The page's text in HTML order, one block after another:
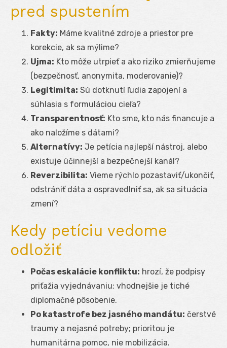
pred spustením
Fakty: Máme kvalitné zdroje a priestor pre
korekcie, ak sa mýlime?
Ujma: Kto môže utrpieť a ako riziko zmierňujeme
(bezpečnosť, anonymita, moderovanie)?
Legitimita: Sú dotknutí ľudia zapojení a
súhlasia s formuláciou cieľa?
Transparentnosť: Kto sme, kto nás financuje a
ako naložíme s dátami?
Alternatívy: Je petícia najlepší nástroj, alebo
existuje účinnejší a bezpečnejší kanál?
Reverzibilita: Vieme rýchlo pozastaviť/ukončiť,
odstrániť dáta a ospravedlniť sa, ak sa situácia
zmení?
Kedy petíciu vedome
odložiť
Počas eskalácie konfliktu: hrozí, že podpisy
priťažia vyjednávaniu; vhodnejšie je tiché
diplomačné pôsobenie.
Po katastrofe bez jasného mandátu: čerstvé
traumy a nejasné potreby; prioritou je
humanitárna pomoc, nie mobilizácia.